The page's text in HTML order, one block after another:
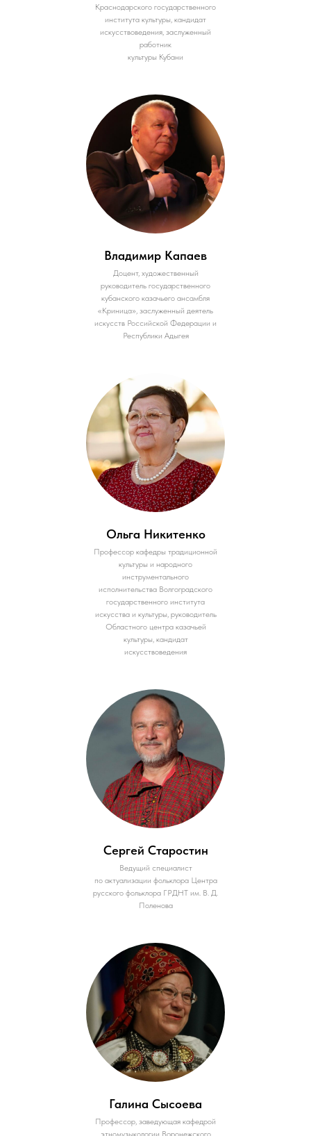
Краснодарского государственного
института культуры, кандидат
искусствоведения, заслуженный
работник
культуры Кубани
Владимир Капаев
Доцент, художественный
руководитель государственного
кубанского казачьего ансамбля
«Криница», заслуженный деятель
искусств Российской Федерации и
Республики Адыгея
Ольга Никитенко
Профессор кафедры традиционной
культуры и народного
инструментального
исполнительства Волгоградского
государственного института
искусства и культуры, руководитель
Областного центра казачьей
культуры, кандидат
искусствоведения
Сергей Старостин
Ведущий специалист
по актуализации фольклора Центра
русского фольклора ГРДНТ им. В. Д.
Поленова
Галина Сысоева
Профессор, заведующая кафедрой
этномузыкологии Воронежского